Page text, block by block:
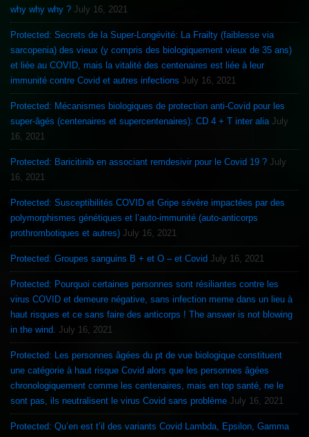
why why why ? July 16, 2021
Protected: Secrets de la Super-Longévité: La Frailty (faiblesse via
sarcopenia) des vieux (y compris des biologiquement vieux de 35 ans)
et liée au COVID, mais la vitalité des centenaires est liée à leur
immunité contre Covid et autres infections July 16, 2021
Protected: Mécanismes biologiques de protection anti-Covid pour les
super-âgés (centenaires et supercentenaires): CD 4 + T inter alia July
16, 2021
Protected: Baricitinib en associant remdesivir pour le Covid 19 ? July
16, 2021
Protected: Susceptibilités COVID et Gripe sévère impactées par des
polymorphismes génétiques et l’auto-immunité (auto-anticorps
prothrombotiques et autres) July 16, 2021
Protected: Groupes sanguins B + et O – et Covid July 16, 2021
Protected: Pourquoi certaines personnes sont résiliantes contre les
virus COVID et demeure négative, sans infection meme dans un lieu à
haut risques et ce sans faire des anticorps ! The answer is not blowing
in the wind. July 16, 2021
Protected: Les personnes âgées du pt de vue biologique constituent
une catégorie à haut risque Covid alors que les personnes âgées
chronologiquement comme les centenaires, mais en top santé, ne le
sont pas, ils neutralisent le virus Covid sans problème July 16, 2021
Protected: Qu’en est t’il des variants Covid Lambda, Epsilon, Gamma